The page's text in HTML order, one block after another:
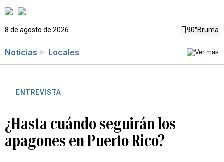
8 de agosto de 2026 90°Bruma
Noticias Locales
ENTREVISTA
¿Hasta cuándo seguirán los
apagones en Puerto Rico?